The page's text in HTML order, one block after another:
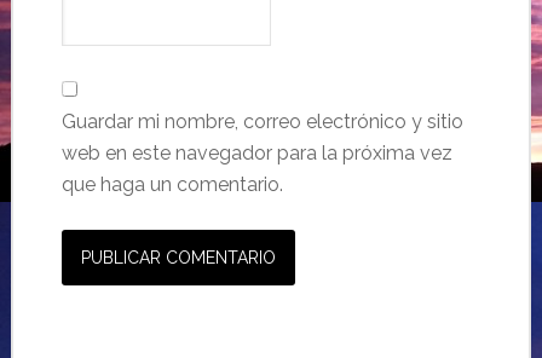
Guardar mi nombre, correo electrónico y sitio
web en este navegador para la próxima vez
que haga un comentario.